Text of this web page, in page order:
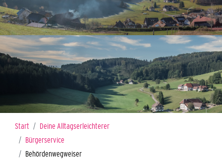
Start
Deine Alltagserleichterer
Bürgerservice
Behördenwegweiser